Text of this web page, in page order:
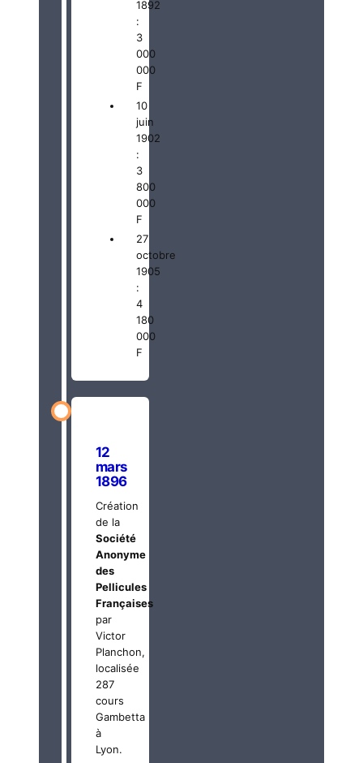
1892
:
3
000
000
F
10
juin
1902
:
3
800
000
F
27
octobre
1905
:
4
180
000
F
12
mars
1896
Création
de la
Société
Anonyme
des
Pellicules
Françaises
par
Victor
Planchon,
localisée
287
cours
Gambetta
à
Lyon.